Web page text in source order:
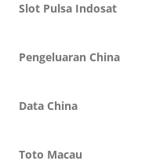
Slot Pulsa Indosat
Pengeluaran China
Data China
Toto Macau